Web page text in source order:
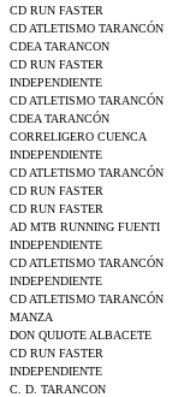
CD RUN FASTER
CD ATLETISMO TARANCÓN
CDEA TARANCON
CD RUN FASTER
INDEPENDIENTE
CD ATLETISMO TARANCÓN
CDEA TARANCÓN
CORRELIGERO CUENCA
INDEPENDIENTE
CD ATLETISMO TARANCÓN
CD RUN FASTER
CD RUN FASTER
AD MTB RUNNING FUENTI
INDEPENDIENTE
CD ATLETISMO TARANCÓN
INDEPENDIENTE
CD ATLETISMO TARANCÓN
MANZA
DON QUIJOTE ALBACETE
CD RUN FASTER
INDEPENDIENTE
C. D. TARANCON